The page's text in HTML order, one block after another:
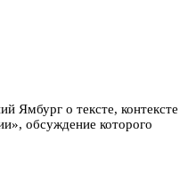
Ямбург о тексте, контексте
обсуждение которого